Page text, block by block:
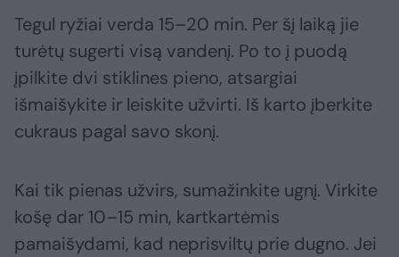
Tegul ryžiai verda 15–20 min. Per šį laiką jie
turėtų sugerti visą vandenį. Po to į puodą
įpilkite dvi stiklines pieno, atsargiai
išmaišykite ir leiskite užvirti. Iš karto įberkite
cukraus pagal savo skonį.
Kai tik pienas užvirs, sumažinkite ugnį. Virkite
košę dar 10–15 min, kartkartėmis
pamaišydami, kad neprisviltų prie dugno. Jei